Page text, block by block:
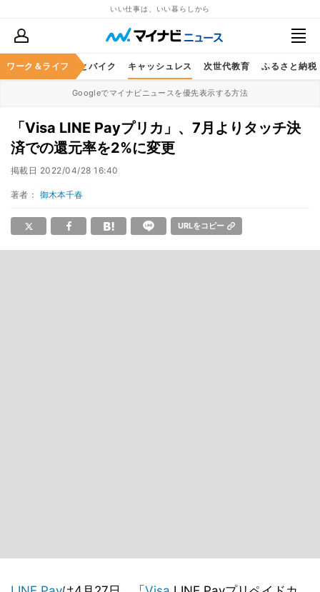
いい仕事は、いい暮らしから
ワーク＆ライフ
レジャー 車とバイク キャッシュレス 次世代教育 ふるさと納税
Googleでマイナビニュースを優先表示する方法
「Visa LINE Payプリカ」、7月よりタッチ決
済での還元率を2%に変更
掲載日 2022/04/28 16:40
著者： 御木本千春
URLをコピー